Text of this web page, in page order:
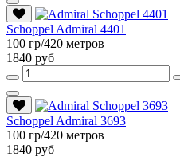
Schoppel Admiral 4401
100 гр/420 метров
1840 руб
Schoppel Admiral 3693
100 гр/420 метров
1840 руб